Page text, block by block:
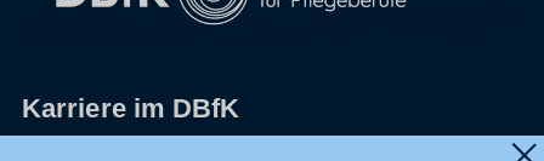
Karriere im DBfK